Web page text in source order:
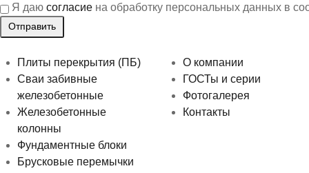
Я даю согласие на обработку персональных данных в
Плиты перекрытия (ПБ)
Сваи забивные
железобетонные
Железобетонные
колонны
Фундаментные блоки
Брусковые перемычки
О компании
ГОСТы и серии
Фотогалерея
Контакты